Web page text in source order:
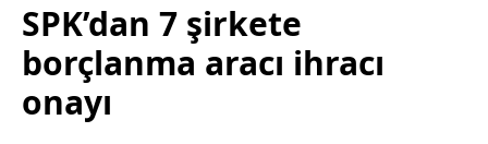
SPK’dan 7 şirkete
borçlanma aracı ihracı
onayı